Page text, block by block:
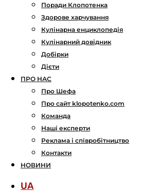
Поради Клопотенка
Здорове харчування
Кулінарна енциклопедія
Кулінарний довідник
Добірки
Дієти
ПРО НАС
Про Шефа
Про сайт klopotenko.com
Команда
Наші експерти
Реклама і співробітництво
Контакти
НОВИНИ
UA